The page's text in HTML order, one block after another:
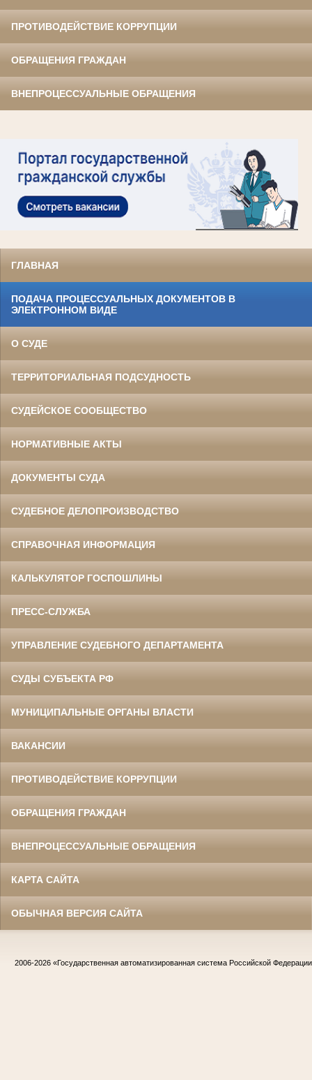
ПРОТИВОДЕЙСТВИЕ КОРРУПЦИИ
ОБРАЩЕНИЯ ГРАЖДАН
ВНЕПРОЦЕССУАЛЬНЫЕ ОБРАЩЕНИЯ
ГЛАВНАЯ
ПОДАЧА ПРОЦЕССУАЛЬНЫХ ДОКУМЕНТОВ В
ЭЛЕКТРОННОМ ВИДЕ
О СУДЕ
ТЕРРИТОРИАЛЬНАЯ ПОДСУДНОСТЬ
СУДЕЙСКОЕ СООБЩЕСТВО
НОРМАТИВНЫЕ АКТЫ
ДОКУМЕНТЫ СУДА
СУДЕБНОЕ ДЕЛОПРОИЗВОДСТВО
СПРАВОЧНАЯ ИНФОРМАЦИЯ
КАЛЬКУЛЯТОР ГОСПОШЛИНЫ
ПРЕСС-СЛУЖБА
УПРАВЛЕНИЕ СУДЕБНОГО ДЕПАРТАМЕНТА
СУДЫ СУБЪЕКТА РФ
МУНИЦИПАЛЬНЫЕ ОРГАНЫ ВЛАСТИ
ВАКАНСИИ
ПРОТИВОДЕЙСТВИЕ КОРРУПЦИИ
ОБРАЩЕНИЯ ГРАЖДАН
ВНЕПРОЦЕССУАЛЬНЫЕ ОБРАЩЕНИЯ
КАРТА САЙТА
ОБЫЧНАЯ ВЕРСИЯ САЙТА
2006-2026 «Государственная автоматизированная система Российской